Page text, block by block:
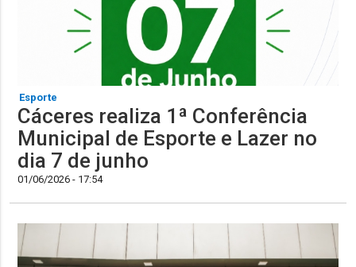
Esporte
Cáceres realiza 1ª Conferência
Municipal de Esporte e Lazer no
dia 7 de junho
01/06/2026 - 17:54